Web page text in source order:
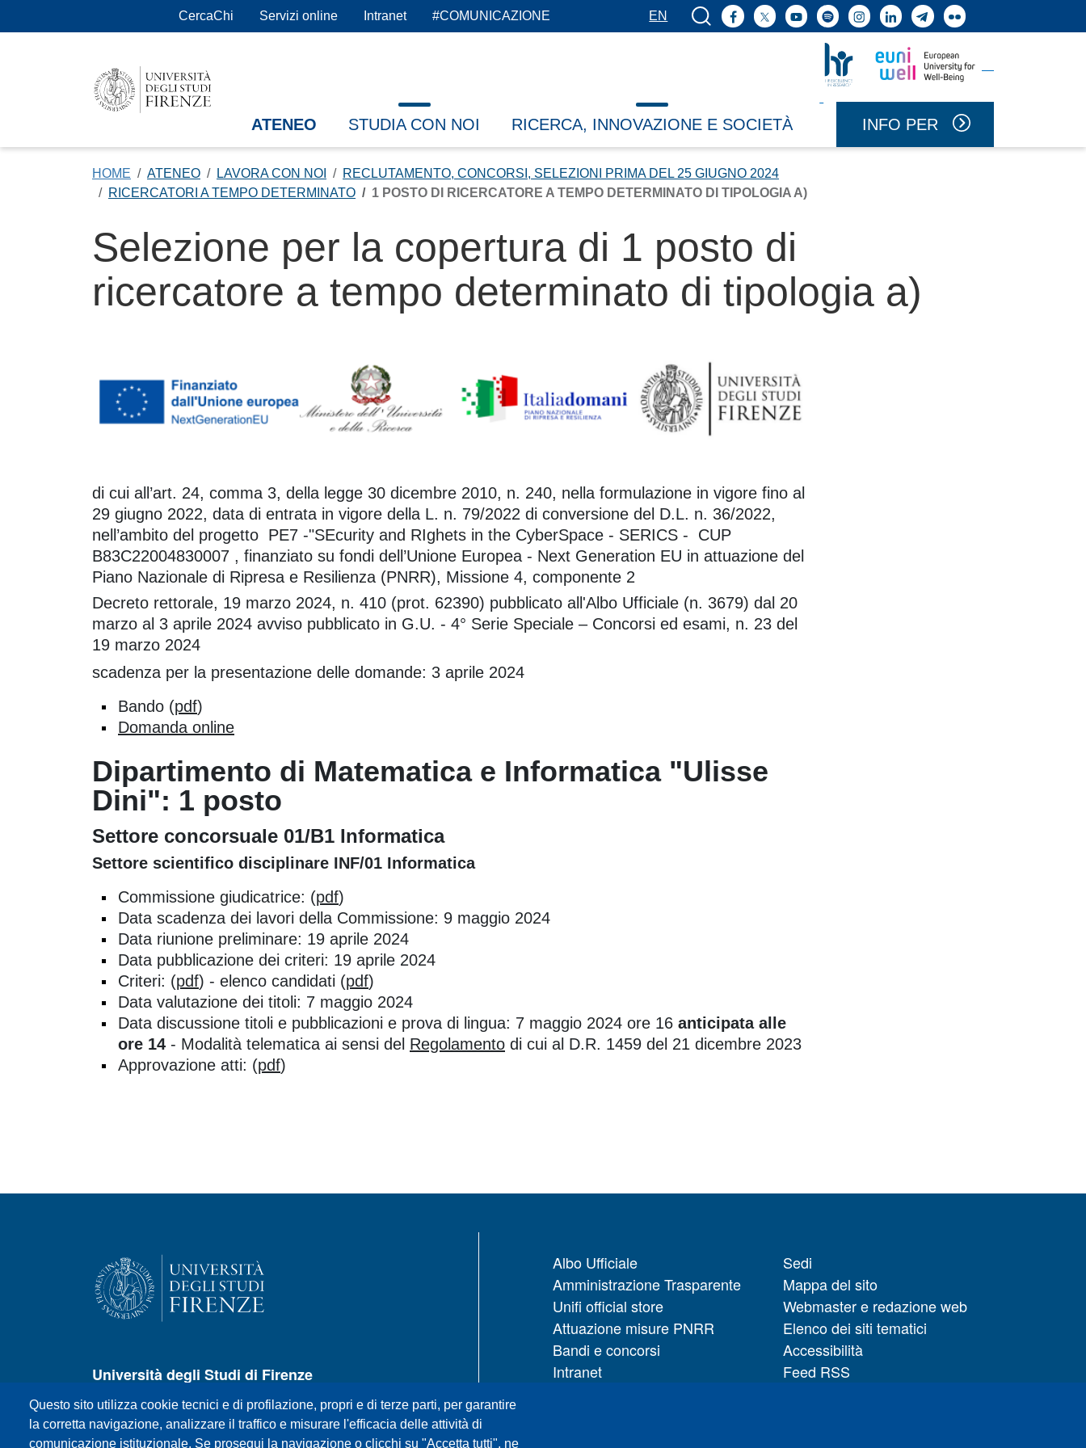
CercaChi Servizi online Intranet #COMUNICAZIONE EN Bottone cerca
Facebook
X YouTube
SpotifyInstagram
LinkedInTelegram
Flickr
ATENEO STUDIA CON NOI RICERCA, INNOVAZIONE E SOCIETÀ INFO PER
HOME ATENEO LAVORA CON NOI
RECLUTAMENTO, CONCORSI, SELEZIONI PRIMA DEL 25 GIUGNO 2024
RICERCATORI A TEMPO DETERMINATO
1 POSTO DI RICERCATORE A TEMPO DETERMINATO DI TIPOLOGIA A)
Selezione per la copertura di 1 posto di
ricercatore a tempo determinato di tipologia a)
di cui all’art. 24, comma 3, della legge 30 dicembre 2010, n. 240, nella formulazione in vigore fino al
29 giugno 2022, data di entrata in vigore della L. n. 79/2022 di conversione del D.L. n. 36/2022,
nell’ambito del progetto PE7 -"SEcurity and RIghets in the CyberSpace - SERICS - CUP
B83C22004830007 , finanziato su fondi dell’Unione Europea - Next Generation EU in attuazione del
Piano Nazionale di Ripresa e Resilienza (PNRR), Missione 4, componente 2
Decreto rettorale, 19 marzo 2024, n. 410 (prot. 62390) pubblicato all'Albo Ufficiale (n. 3679) dal 20
marzo al 3 aprile 2024 avviso pubblicato in G.U. - 4° Serie Speciale – Concorsi ed esami, n. 23 del
19 marzo 2024
scadenza per la presentazione delle domande: 3 aprile 2024
Bando (pdf)
Domanda online
Dipartimento di Matematica e Informatica "Ulisse
Dini": 1 posto
Settore concorsuale 01/B1 Informatica
Settore scientifico disciplinare INF/01 Informatica
Commissione giudicatrice: (pdf)
Data scadenza dei lavori della Commissione: 9 maggio 2024
Data riunione preliminare: 19 aprile 2024
Data pubblicazione dei criteri: 19 aprile 2024
Criteri: (pdf) - elenco candidati (pdf)
Data valutazione dei titoli: 7 maggio 2024
Data discussione titoli e pubblicazioni e prova di lingua: 7 maggio 2024 ore 16 anticipata alle
ore 14 - Modalità telematica ai sensi del Regolamento di cui al D.R. 1459 del 21 dicembre 2023
Approvazione atti: (pdf)
Questo sito utilizza cookie tecnici e di profilazione, propri e di terze parti, per garantire
la corretta navigazione, analizzare il traffico e misurare l'efficacia delle attività di
comunicazione istituzionale. Se prosegui la navigazione o clicchi su "Accetta tutti", ne
Università degli Studi di Firenze
P.zza S.Marco, 4 - 50121 Firenze
Centralino +39 055 27571
Albo Ufficiale
Amministrazione Trasparente
Unifi official store
Attuazione misure PNRR
Bandi e concorsi
Intranet
Sedi
Mappa del sito
Webmaster e redazione web
Elenco dei siti tematici
Accessibilità
Feed RSS